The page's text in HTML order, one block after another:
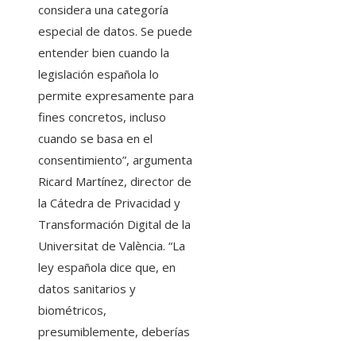
considera una categoría
especial de datos. Se puede
entender bien cuando la
legislación española lo
permite expresamente para
fines concretos, incluso
cuando se basa en el
consentimiento”, argumenta
Ricard Martínez, director de
la Cátedra de Privacidad y
Transformación Digital de la
Universitat de València. “La
ley española dice que, en
datos sanitarios y
biométricos,
presumiblemente, deberías